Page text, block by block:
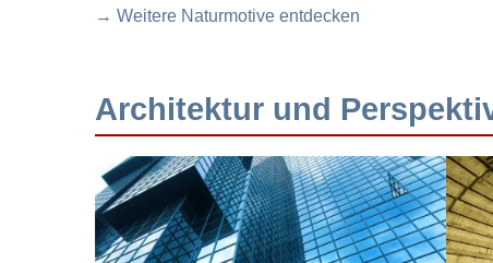
→ Weitere Naturmotive entdecken
Architektur und